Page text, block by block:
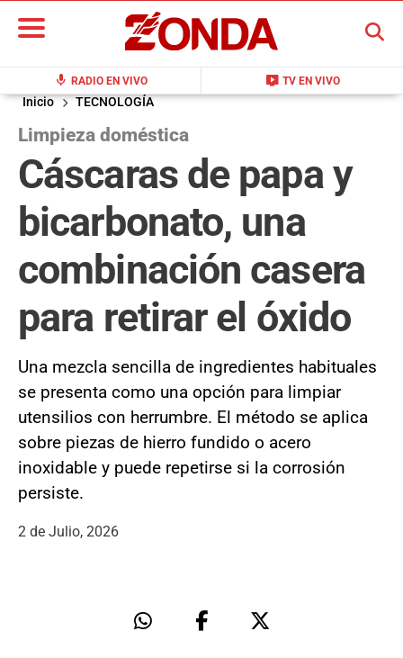
mic RADIO EN VIVO live_tv TV EN VIVO
BUSCAR
Inicio TECNOLOGÍA
Limpieza doméstica
Cáscaras de papa y
bicarbonato, una
combinación casera
para retirar el óxido
Una mezcla sencilla de ingredientes habituales
se presenta como una opción para limpiar
utensilios con herrumbre. El método se aplica
sobre piezas de hierro fundido o acero
inoxidable y puede repetirse si la corrosión
persiste.
2 de Julio, 2026